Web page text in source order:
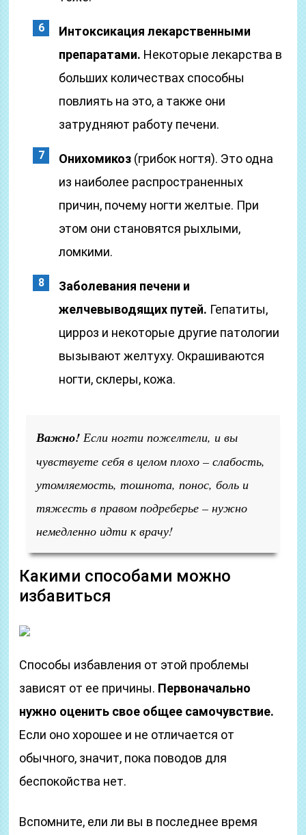
Интоксикация лекарственными
препаратами. Некоторые лекарства в
больших количествах способны
повлиять на это, а также они
затрудняют работу печени.
Онихомикоз (грибок ногтя). Это одна
из наиболее распространенных
причин, почему ногти желтые. При
этом они становятся рыхлыми,
ломкими.
Заболевания печени и
желчевыводящих путей. Гепатиты,
цирроз и некоторые другие патологии
вызывают желтуху. Окрашиваются
ногти, склеры, кожа.
Важно! Если ногти пожелтели, и вы
чувствуете себя в целом плохо – слабость,
утомляемость, тошнота, понос, боль и
тяжесть в правом подреберье – нужно
немедленно идти к врачу!
Какими способами можно
избавиться
Способы избавления от этой проблемы
зависят от ее причины. Первоначально
нужно оценить свое общее самочувствие.
Если оно хорошее и не отличается от
обычного, значит, пока поводов для
беспокойства нет.
Вспомните, ели ли вы в последнее время